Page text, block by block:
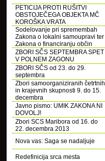
PETICIJA PROTI RUŠITVI
OBSTOJEČEGA OBJEKTA MČ
KOROŠKA VRATA
Sodelovanje pri spremembah
Zakona o lokalni samoupravi ter
Zakona o financiranju občin
ZBORI SČS SEPTEMBRA SPET
V POLNEM ZAGONU
ZBORI SČS od 23. do 29.
septembra
Zbori samoorganiziranih četrtnih
in krajevnih skupnosti 9. do 15.
decembra
Javno pismo: UMIK ZAKONA NI
DOVOLJ!
Zbori SCS Maribora od 16. do
22. decembra 2013
Nova vas: Saga se nadaljuje
Redefinicija srca mesta